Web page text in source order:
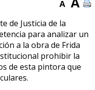
de Justicia de la
para analizar un
a la obra de Frida
prohibir la
de esta pintora que